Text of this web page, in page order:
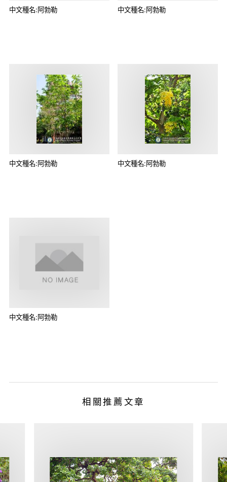
中文種名:阿勃勒 中文種名:阿勃勒
中文種名:阿勃勒 中文種名:阿勃勒
中文種名:阿勃勒
相關推薦文章